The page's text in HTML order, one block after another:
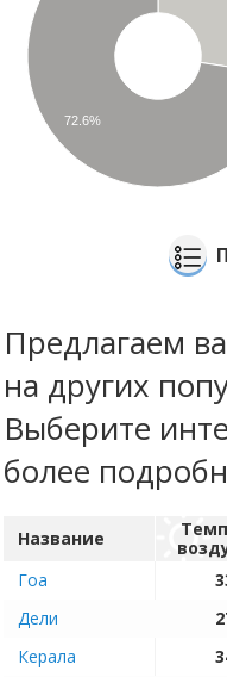
72.6%
Предлагаем
на других
Выберите
более
Название
Гоа
Дели
Керала